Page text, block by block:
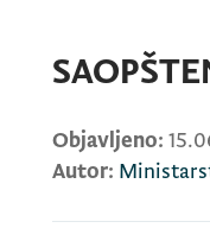
Objavljeno:
Autor: